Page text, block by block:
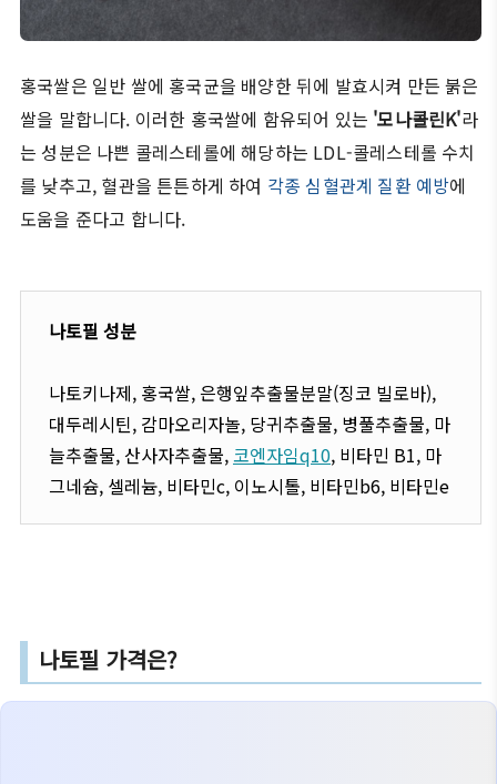
홍국쌀은 일반 쌀에 홍국균을 배양한 뒤에 발효시켜 만든 붉은
쌀을 말합니다. 이러한 홍국쌀에 함유되어 있는 '모나콜린K'라
는 성분은 나쁜 콜레스테롤에 해당하는 LDL-콜레스테롤 수치
를 낮추고, 혈관을 튼튼하게 하여 각종 심혈관계 질환 예방에
도움을 준다고 합니다.
나토필 성분
나토키나제, 홍국쌀, 은행잎추출물분말(징코 빌로바),
대두레시틴, 감마오리자놀, 당귀추출물, 병풀추출물, 마
늘추출물, 산사자추출물,코엔자임q10, 비타민 B1, 마
그네슘, 셀레늄, 비타민c, 이노시톨, 비타민b6, 비타민e
나토필 가격은?